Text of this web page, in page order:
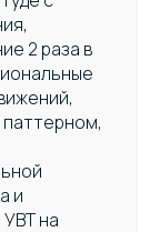
2 раза в
и
на